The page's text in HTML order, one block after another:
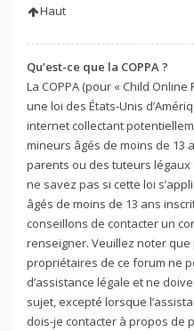
Haut
Qu’est-ce que la COPPA ?
La COPPA (pour « Child
une loi des États-Unis
internet collectant
mineurs âgés de moins de 13
parents ou des tuteurs légaux
ne savez pas si cette loi
âgés de moins de 13 ans
conseillons de contacter un
renseigner. Veuillez noter que
propriétaires de ce forum ne
d’assistance légale et ne
sujet, excepté lorsque
dois-je contacter à propos de